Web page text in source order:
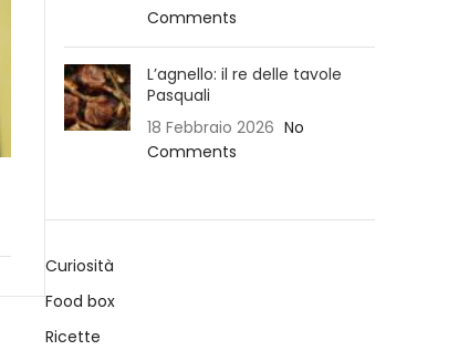
Comments
L’agnello: il re delle tavole
Pasquali
18 Febbraio 2026 No
Comments
Curiosità
Food box
Ricette